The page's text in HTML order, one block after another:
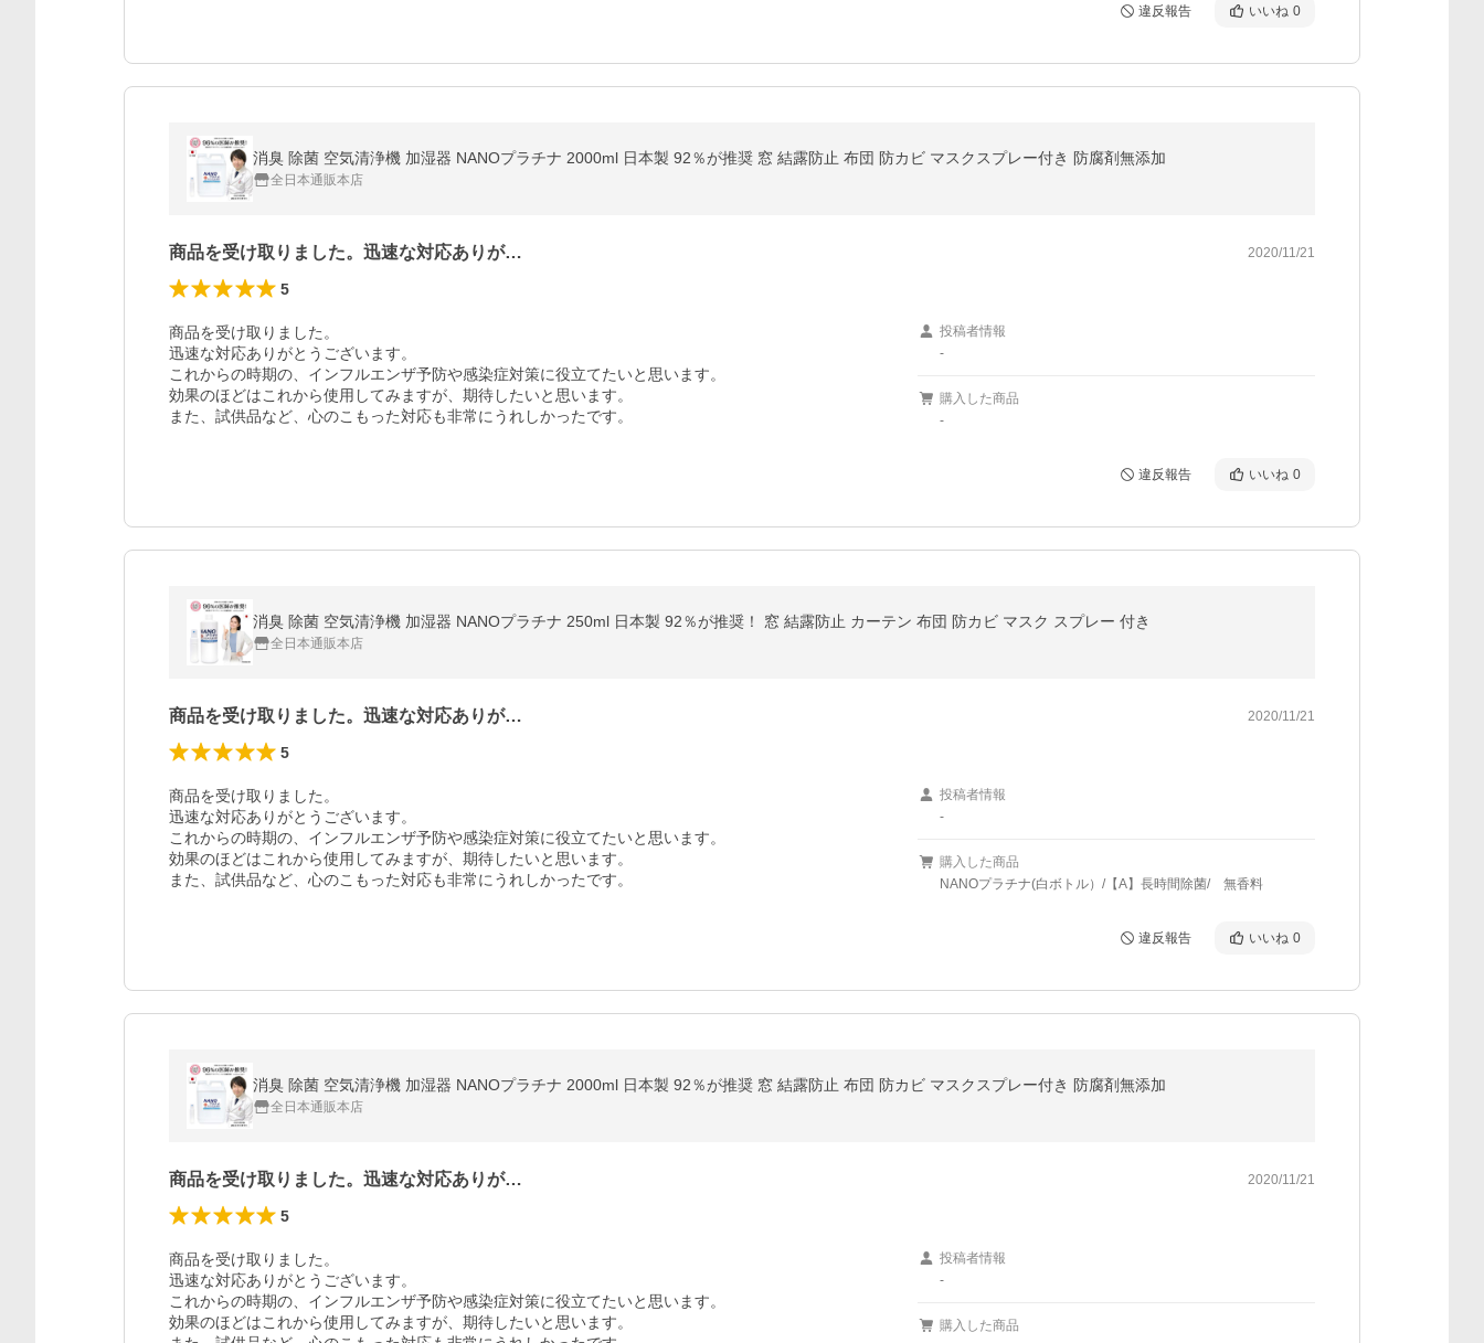
違反報告 いいね 0
消臭 除菌 空気清浄機 加湿器 NANOプラチナ 2000ml 日本製 92％が推奨 窓 結露防止 布団 防カビ マスクスプレー付き 防腐剤無添加
全日本通販本店
商品を受け取りました。迅速な対応ありが… 2020/11/21
5
商品を受け取りました。
迅速な対応ありがとうございます。
これからの時期の、インフルエンザ予防や感染症対策に役立てたいと思います。
効果のほどはこれから使用してみますが、期待したいと思います。
また、試供品など、心のこもった対応も非常にうれしかったです。
投稿者情報
-
購入した商品
-
違反報告 いいね 0
消臭 除菌 空気清浄機 加湿器 NANOプラチナ 250ml 日本製 92％が推奨！ 窓 結露防止 カーテン 布団 防カビ マスク スプレー 付き
全日本通販本店
商品を受け取りました。迅速な対応ありが… 2020/11/21
5
商品を受け取りました。
迅速な対応ありがとうございます。
これからの時期の、インフルエンザ予防や感染症対策に役立てたいと思います。
効果のほどはこれから使用してみますが、期待したいと思います。
また、試供品など、心のこもった対応も非常にうれしかったです。
投稿者情報
-
購入した商品
NANOプラチナ(白ボトル）/【A】長時間除菌/ 無香料
違反報告 いいね 0
消臭 除菌 空気清浄機 加湿器 NANOプラチナ 2000ml 日本製 92％が推奨 窓 結露防止 布団 防カビ マスクスプレー付き 防腐剤無添加
全日本通販本店
商品を受け取りました。迅速な対応ありが… 2020/11/21
5
商品を受け取りました。
迅速な対応ありがとうございます。
これからの時期の、インフルエンザ予防や感染症対策に役立てたいと思います。
効果のほどはこれから使用してみますが、期待したいと思います。
投稿者情報
-
購入した商品